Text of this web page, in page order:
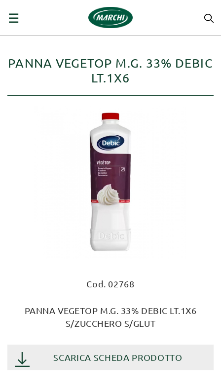
navigazione
☰
PANNA VEGETOP M.G. 33% DEBIC
LT.1X6
Cod. 02768
PANNA VEGETOP M.G. 33% DEBIC LT.1X6
S/ZUCCHERO S/GLUT
SCARICA SCHEDA PRODOTTO